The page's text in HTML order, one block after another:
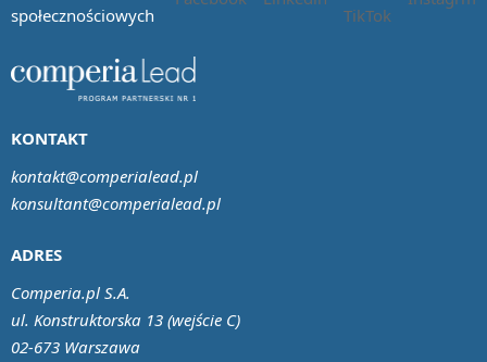
społecznościowych
ADRES
Comperia.pl S.A.
ul. Konstruktorska 13 (wejście C)
02-673 Warszawa
KONTAKT
kontakt@comperialead.pl
konsultant@comperialead.pl